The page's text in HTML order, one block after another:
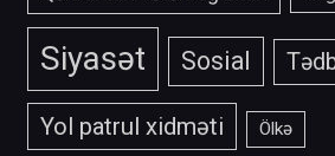
Siyasət Sosial
Yol patrul xidməti Ölkə